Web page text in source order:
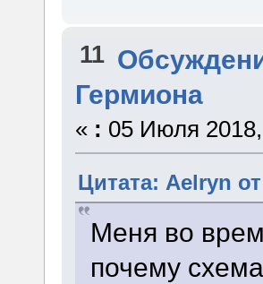
11
Гермиона
« : 05 Июля
Цитата: Aelryn
Меня во
почему